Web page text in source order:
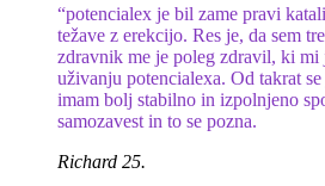
“potencialex je bil zame pravi
težave z erekcijo. Res je, da sem
zdravnik me je poleg zdravil, ki
uživanju potencialexa. Od takrat
imam bolj stabilno in izpolnjeno
samozavest in to se pozna.
Richard 25.